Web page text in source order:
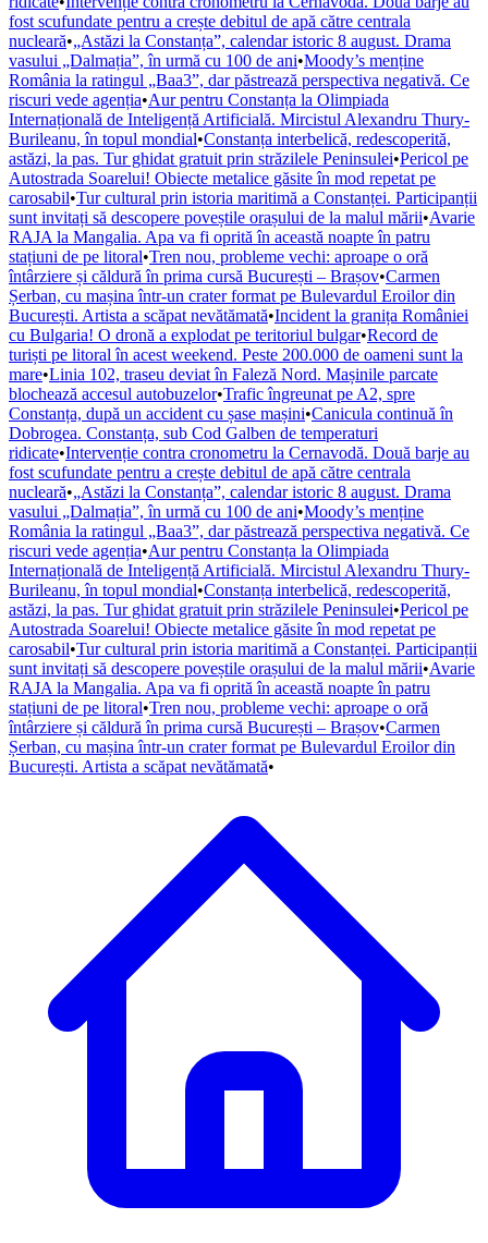
fost scufundate pentru a crește debitul de apă către centrala
nucleară•„Astăzi la Constanța”, calendar istoric 8 august. Drama
vasului „Dalmația”, în urmă cu 100 de ani•Moody’s menține
România la ratingul „Baa3”, dar păstrează perspectiva negativă. Ce
riscuri vede agenția•Aur pentru Constanța la Olimpiada
Internațională de Inteligență Artificială. Mircistul Alexandru Thury-
Burileanu, în topul mondial•Constanța interbelică, redescoperită,
astăzi, la pas. Tur ghidat gratuit prin străzilele Peninsulei•Pericol pe
Autostrada Soarelui! Obiecte metalice găsite în mod repetat pe
carosabil•Tur cultural prin istoria maritimă a Constanței. Participanții
sunt invitați să descopere poveștile orașului de la malul mării•Avarie
RAJA la Mangalia. Apa va fi oprită în această noapte în patru
stațiuni de pe litoral•Tren nou, probleme vechi: aproape o oră
întârziere și căldură în prima cursă București – Brașov•Carmen
Șerban, cu mașina într-un crater format pe Bulevardul Eroilor din
București. Artista a scăpat nevătămată•Incident la granița României
cu Bulgaria! O dronă a explodat pe teritoriul bulgar•Record de
turiști pe litoral în acest weekend. Peste 200.000 de oameni sunt la
mare•Linia 102, traseu deviat în Faleză Nord. Mașinile parcate
blochează accesul autobuzelor•Trafic îngreunat pe A2, spre
Constanța, după un accident cu șase mașini•Canicula continuă în
Dobrogea. Constanța, sub Cod Galben de temperaturi
ridicate•Intervenție contra cronometru la Cernavodă. Două barje au
fost scufundate pentru a crește debitul de apă către centrala
nucleară•„Astăzi la Constanța”, calendar istoric 8 august. Drama
vasului „Dalmația”, în urmă cu 100 de ani•Moody’s menține
România la ratingul „Baa3”, dar păstrează perspectiva negativă. Ce
riscuri vede agenția•Aur pentru Constanța la Olimpiada
Internațională de Inteligență Artificială. Mircistul Alexandru Thury-
Burileanu, în topul mondial•Constanța interbelică, redescoperită,
astăzi, la pas. Tur ghidat gratuit prin străzilele Peninsulei•Pericol pe
Autostrada Soarelui! Obiecte metalice găsite în mod repetat pe
carosabil•Tur cultural prin istoria maritimă a Constanței. Participanții
sunt invitați să descopere poveștile orașului de la malul mării•Avarie
RAJA la Mangalia. Apa va fi oprită în această noapte în patru
stațiuni de pe litoral•Tren nou, probleme vechi: aproape o oră
întârziere și căldură în prima cursă București – Brașov•Carmen
Șerban, cu mașina într-un crater format pe Bulevardul Eroilor din
București. Artista a scăpat nevătămată•